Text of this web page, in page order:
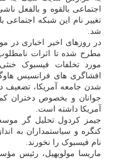
اجتماعی بالقوه و بالفعل
تغییر نام این شبکه
شد.
در روزهای اخیر اخباری در
مطرح شده تا اثرات
مورد تخلفات فیسبوک
افشاگری های فرانسیس
شدن جامعه آمریکا، تضعیف
جوانان و بخصوص دختران
آمریکا داشته است.
جیمز کردول تحلیل گر موسه
کنگره و سیاستمداران به
نام فیسبوک را نخورند.
ماریسا مولویهیل، رئیس